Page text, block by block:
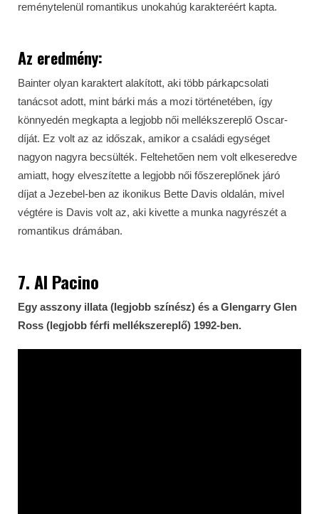
reménytelenül romantikus unokahúg karakteréért kapta.
Az eredmény:
Bainter olyan karaktert alakított, aki több párkapcsolati
tanácsot adott, mint bárki más a mozi történetében, így
könnyedén megkapta a legjobb női mellékszereplő Oscar-
díját. Ez volt az az időszak, amikor a családi egységet
nagyon nagyra becsülték. Feltehetően nem volt elkeseredve
amiatt, hogy elveszítette a legjobb női főszereplőnek járó
díjat a Jezebel-ben az ikonikus Bette Davis oldalán, mivel
végtére is Davis volt az, aki kivette a munka nagyrészét a
romantikus drámában.
7. Al Pacino
Egy asszony illata (legjobb színész) és a Glengarry Glen
Ross (legjobb férfi mellékszereplő) 1992-ben.